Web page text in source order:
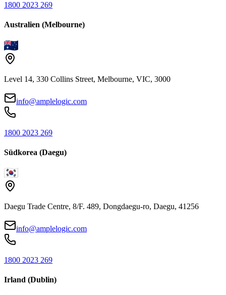
1800 2023 269
Australien (Melbourne)
Level 14, 330 Collins Street, Melbourne, VIC, 3000
info@amplelogic.com
1800 2023 269
Südkorea (Daegu)
Daegu Trade Centre, 8/F. 489, Dongdaegu-ro, Daegu, 41256
info@amplelogic.com
1800 2023 269
Irland (Dublin)